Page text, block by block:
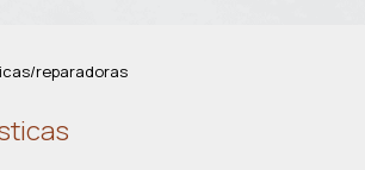
/reparadoras